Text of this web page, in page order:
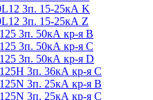
3п. 15-25кА K
3п. 15-25кА Z
3п. 50кА кр-я B
3п. 50кА кр-я C
3п. 50кА кр-я D
3п. 36кА кр-я C
3п. 25кА кр-я B
3п. 25кА кр-я C